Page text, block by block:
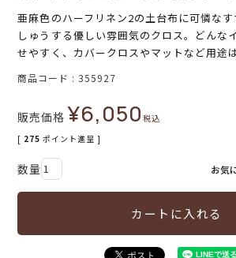
亜麻色のハーフリネン2の土台布に可憐な
しゅうする優しい雰囲気のクロス。どんな
せやすく、カバークロスやマットなど用途
商品コード 355927
販売価格 ¥6,050税込
[ 275 ポイント進呈 ]
お気
カートに入れる